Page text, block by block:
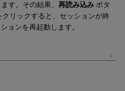
す。その結果、 再読み込みボタ
クリックすると、セッションが終
ョンを再起動します。